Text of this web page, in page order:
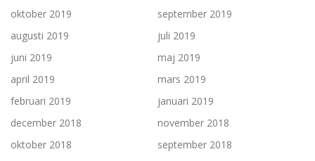
oktober 2019
september 2019
augusti 2019
juli 2019
juni 2019
maj 2019
april 2019
mars 2019
februari 2019
januari 2019
december 2018
november 2018
oktober 2018
september 2018